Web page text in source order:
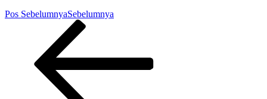
Pos SebelumnyaSebelumnya